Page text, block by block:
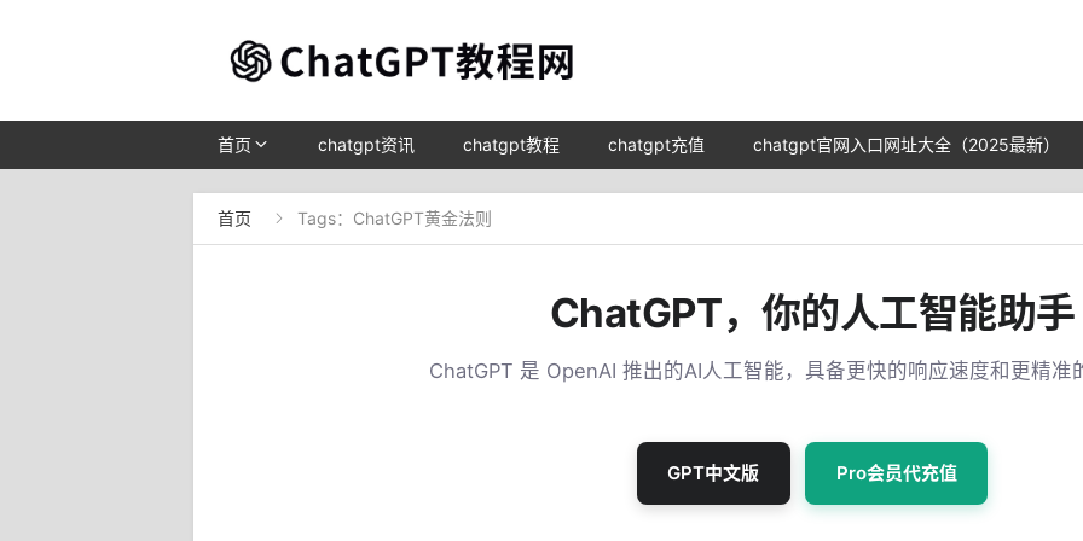
首页 chatgpt资讯 chatgpt教程 chatgpt充值 chatgpt官网入口网址大全（2025最新）
首页  Tags：ChatGPT黄金法则
ChatGPT，你的人工智能助手
ChatGPT 是 OpenAI 推出的AI人工智能，具备更快的响应速度和更精准
GPT中文版 Pro会员代充值